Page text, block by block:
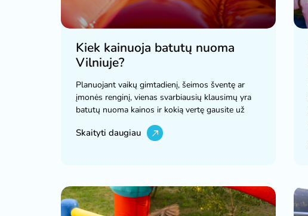
Kiek kainuoja batutų nuoma
Vilniuje?
Planuojant vaikų gimtadienį, šeimos šventę ar
įmonės renginį, vienas svarbiausių klausimų yra
batutų nuoma kainos ir kokią vertę gausite už
Skaityti daugiau